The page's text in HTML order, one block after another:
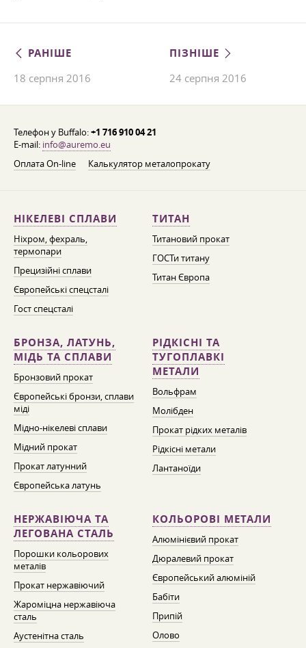
РАНІШЕ
18 серпня 2016
ПІЗНІШЕ
24 серпня 2016
Телефон у Buffalo:+1 716 910 04 21
E-mail: info@auremo.eu
Оплата On-line
Калькулятор металопрокату
НІКЕЛЕВІ СПЛАВИ
Ніхром, фехраль,
термопари
Прецизійні сплави
Європейські спецсталі
Гост спецсталі
ТИТАН
Титановий прокат
ГОСТи титану
Титан Європа
БРОНЗА, ЛАТУНЬ,
МІДЬ ТА СПЛАВИ
Бронзовий прокат
Європейські бронзи, сплави
міді
Мідно-нікелеві сплави
Мідний прокат
Прокат латунний
Європейська латунь
РІДКІСНІ ТА
ТУГОПЛАВКІ
МЕТАЛИ
Вольфрам
Молібден
Прокат рідких металів
Рідкісні метали
Лантаноїди
НЕРЖАВІЮЧА ТА
ЛЕГОВАНА СТАЛЬ
Порошки кольорових
металів
Прокат нержавіючий
Жароміцна нержавіюча
сталь
Аустенітна сталь
КОЛЬОРОВІ МЕТАЛИ
Алюмінієвий прокат
Дюралевий прокат
Європейський алюміній
Бабіти
Припій
Олово